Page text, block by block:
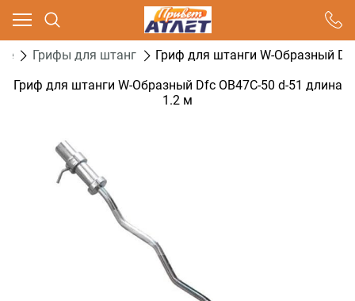
Грифы для штанг
Гриф для штанги W-Образный
Гриф для штанги W-Образный Dfc OB47C-50 d-51 длина
1.2 м
Ваш город - Москва,
угадали?
ДА НЕТ